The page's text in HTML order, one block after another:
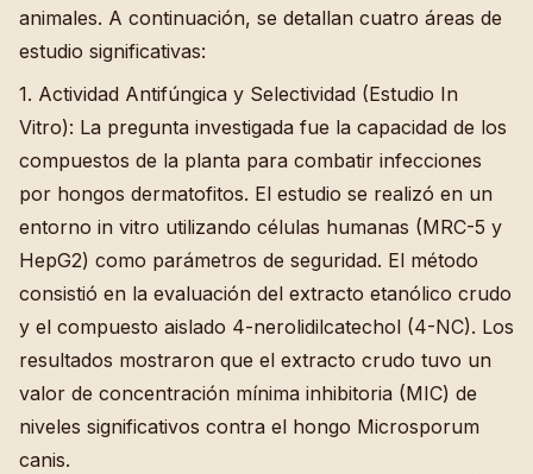
animales. A continuación, se detallan cuatro áreas de
estudio significativas:
1. Actividad Antifúngica y Selectividad (Estudio In
Vitro): La pregunta investigada fue la capacidad de los
compuestos de la planta para combatir infecciones
por hongos dermatofitos. El estudio se realizó en un
entorno in vitro utilizando células humanas (MRC-5 y
HepG2) como parámetros de seguridad. El método
consistió en la evaluación del extracto etanólico crudo
y el compuesto aislado 4-nerolidilcatechol (4-NC). Los
resultados mostraron que el extracto crudo tuvo un
valor de concentración mínima inhibitoria (MIC) de
niveles significativos contra el hongo Microsporum
canis.